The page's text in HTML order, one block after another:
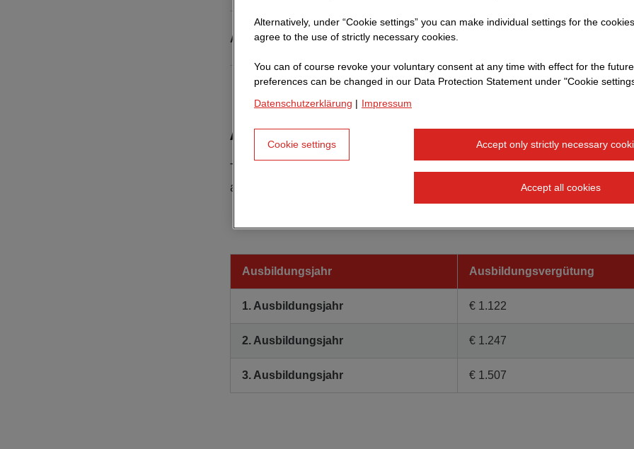
Ausbildungsdauer 3 Jahre
Ausbildungsvergütung
Tarifgebundene technische/kaufmännische Vergütung während der
ab April 2026, Angaben in brutto/Monat.
Ausbildungsjahr Ausbildungsvergütung
1. Ausbildungsjahr € 1.122
2. Ausbildungsjahr € 1.247
3. Ausbildungsjahr € 1.507
Alternatively, under “Cookie settings” you can make individual settings for the
agree to the use of strictly necessary cookies.
You can of course revoke your voluntary consent at any time with effect for the
preferences can be changed in our Data Protection Statement under "Cookie
Datenschutzerklärung | Impressum
Accept only strictly necessary
Accept all cookies
Cookie settings